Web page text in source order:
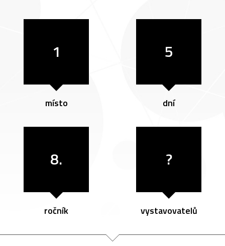
1
místo
5
dní
8.
ročník
?
vystavovatelů